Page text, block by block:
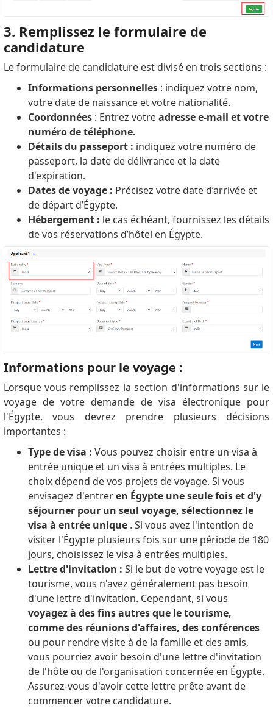
3. Remplissez le formulaire de
candidature
Le formulaire de candidature est divisé en trois sections :
Informations personnelles: indiquez votre nom,
votre date de naissance et votre nationalité.
Coordonnées: Entrez votreadresse e-mail et votre
numéro de téléphone.
Détails du passeport : indiquez votre numéro de
passeport, la date de délivrance et la date
d'expiration.
Dates de voyage : Précisez votre date d’arrivée et
de départ d’Égypte.
Hébergement : le cas échéant, fournissez les détails
de vos réservations d’hôtel en Égypte.
Informations pour le voyage :
Lorsque vous remplissez la section d'informations sur le
voyage de votre demande de visa électronique pour
l'Égypte, vous devrez prendre plusieurs décisions
importantes :
Type de visa : Vous pouvez choisir entre un visa à
entrée unique et un visa à entrées multiples. Le
choix dépend de vos projets de voyage. Si vous
envisagez d'entreren Égypte une seule fois et d'y
séjourner pour un seul voyage, sélectionnez le
visa à entrée unique. Si vous avez l'intention de
visiter l'Égypte plusieurs fois sur une période de 180
jours, choisissez le visa à entrées multiples.
Lettre d'invitation : Si le but de votre voyage est le
tourisme, vous n'avez généralement pas besoin
d'une lettre d'invitation. Cependant, si vous
voyagez à des fins autres que le tourisme,
comme des réunions d'affaires, des conférences
ou pour rendre visite à de la famille et des amis,
vous pourriez avoir besoin d'une lettre d'invitation
de l'hôte ou de l'organisation concernée en Égypte.
Assurez-vous d'avoir cette lettre prête avant de
commencer votre candidature.